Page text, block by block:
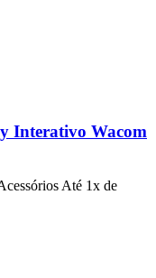
Interativo Wacom
Até 1x de